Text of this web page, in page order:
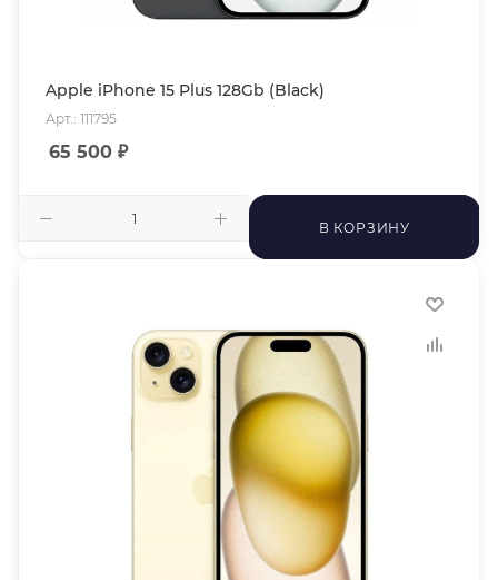
Apple iPhone 15 Plus 128Gb (Black)
Арт.: 111795
65 500 ₽
В КОРЗИНУ